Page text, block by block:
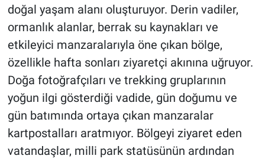
doğal yaşam alanı oluşturuyor. Derin vadiler,
ormanlık alanlar, berrak su kaynakları ve
etkileyici manzaralarıyla öne çıkan bölge,
özellikle hafta sonları ziyaretçi akınına uğruyor.
Doğa fotoğrafçıları ve trekking gruplarının
yoğun ilgi gösterdiği vadide, gün doğumu ve
gün batımında ortaya çıkan manzaralar
kartpostalları aratmıyor. Bölgeyi ziyaret eden
vatandaşlar, milli park statüsünün ardından